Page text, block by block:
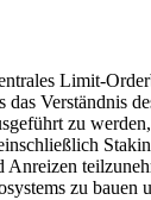
Limit-
das Verständnis
zu
Anreizen
zu bauen